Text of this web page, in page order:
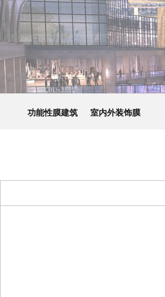
功能性膜建筑 室内外装饰膜